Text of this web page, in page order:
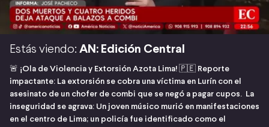
Estás viendo: AN: Edición Central
🚨 ¡Ola de Violencia y Extorsión Azota Lima! 🇵🇪 Reporte
impactante: La extorsión se cobra una víctima en Lurín con el
asesinato de un chofer de combi que se negó a pagar cupos. La
inseguridad se agrava: Un joven músico murió en manifestaciones
en el centro de Lima; un policía fue identificado como el